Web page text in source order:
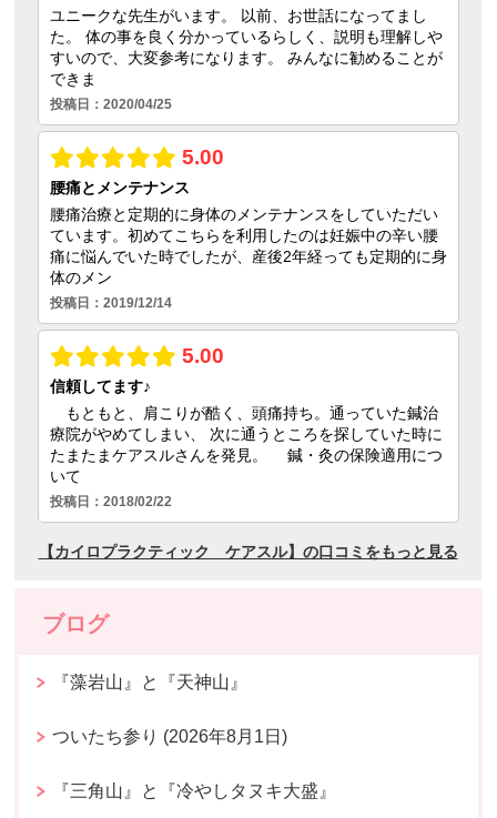
ブログ
『藻岩山』と『天神山』
ついたち参り (2026年8月1日)
『三角山』と『冷やしタヌキ大盛』